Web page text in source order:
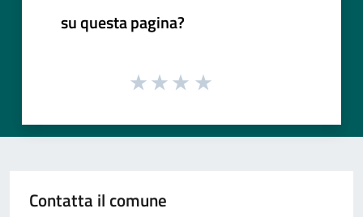
su questa pagina?
Contatta il comune